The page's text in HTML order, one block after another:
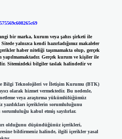
bir marka, kurum veya şahıs şirketi ile
yalnızca kendi hazırladığımız makaleler
haber niteliği taşımamakta olup, gerçek
Gerçek kurum ve kişiler ile
Sitemizdeki bilgiler taslak halindedir ve
Bilgi Teknolojileri ve İletişim Kurumu (BTK)
olarak hizmet vermektedir. Bu nedenle,
veya araştırma yükümlülüğümüz
yazdıkları içeriklerin sorumluluğunu
kabul etmiş sayılırlar.
olduğunu düşündüğünüz içerikleri,
bildirmeniz halinde, ilgili içerikler yasal